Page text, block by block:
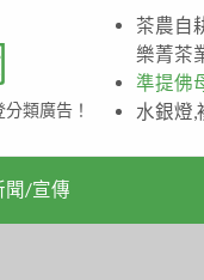
類廣告！
茶農自
樂菁茶
準提佛
水銀燈,
聞/宣傳